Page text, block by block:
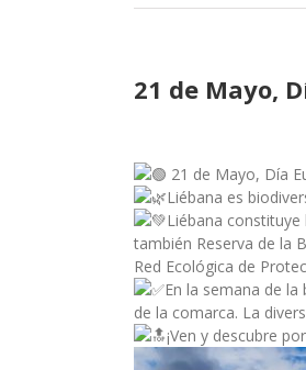
21 de Mayo,
21 de Mayo, Día
Liébana es
Liébana
también Reserva de la
Red Ecológica de
En la semana de
de la comarca. La
¡Ven y descubre